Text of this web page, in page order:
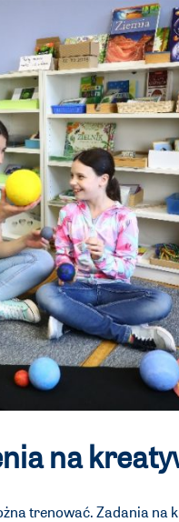
na
trenować. Zadania na